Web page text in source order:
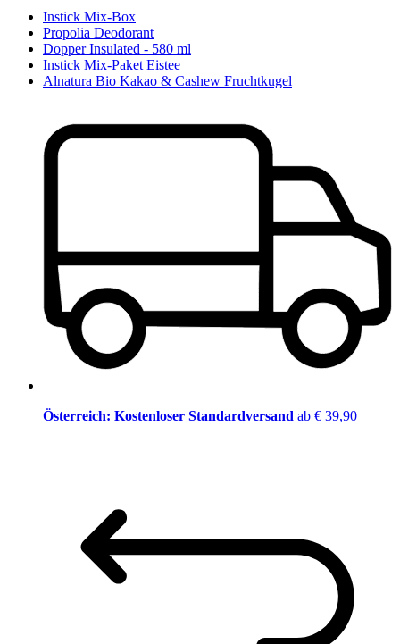
Instick Mix-Box
Propolia Deodorant
Dopper Insulated - 580 ml
Instick Mix-Paket Eistee
Alnatura Bio Kakao & Cashew Fruchtkugel
Österreich: Kostenloser Standardversand ab € 39,90